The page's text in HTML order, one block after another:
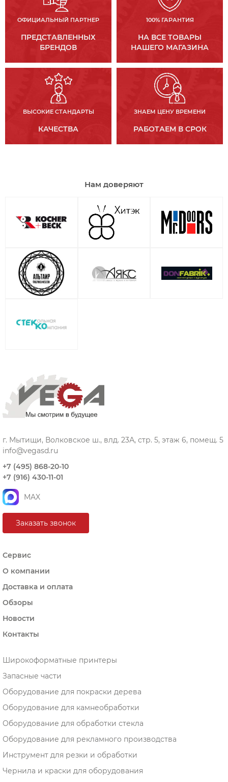
ОФИЦИАЛЬНЫЙ ПАРТНЕР
ПРЕДСТАВЛЕННЫХ
БРЕНДОВ
100% ГАРАНТИЯ
НА ВСЕ ТОВАРЫ
НАШЕГО МАГАЗИНА
ВЫСОКИЕ СТАНДАРТЫ
КАЧЕСТВА
ЗНАЕМ ЦЕНУ ВРЕМЕНИ
РАБОТАЕМ В СРОК
Нам доверяют
г. Мытищи, Волковское ш., влд. 23А, стр. 5, этаж 6, помещ. 5
info@vegasd.ru
+7 (495) 868-20-10
+7 (916) 430-11-01
MAX
Заказать звонок
Сервис
О компании
Доставка и оплата
Обзоры
Новости
Контакты
Широкоформатные принтеры
Запасные части
Оборудование для покраски дерева
Оборудование для камнеобработки
Оборудование для обработки стекла
Оборудование для рекламного производства
Инструмент для резки и обработки
Чернила и краски для оборудования